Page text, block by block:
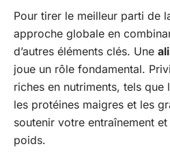
Pour tirer le meilleur parti de
approche globale en
d’autres éléments clés. Une
joue un rôle fondamental.
riches en nutriments, tels que
les protéines maigres et les
soutenir votre entraînement
poids.